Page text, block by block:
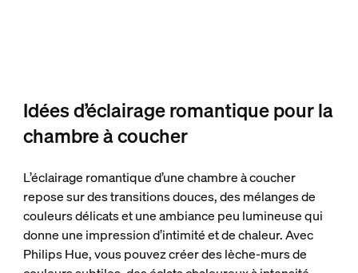
Idées d’éclairage romantique pour la
chambre à coucher
L’éclairage romantique d’une chambre à coucher
repose sur des transitions douces, des mélanges de
couleurs délicats et une ambiance peu lumineuse qui
donne une impression d’intimité et de chaleur. Avec
Philips Hue, vous pouvez créer des lèche-murs de